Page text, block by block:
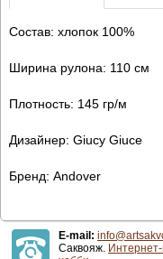
Состав: хлопок 100%
Ширина рулона: 110 см
Плотность: 145 гр/м
Дизайнер: Giucy Giuce
Бренд: Andover
E-mail:
Саквояж.